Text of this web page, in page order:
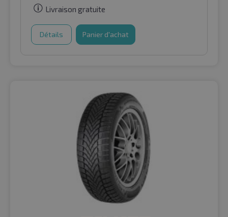
Livraison gratuite
Détails Panier d'achat